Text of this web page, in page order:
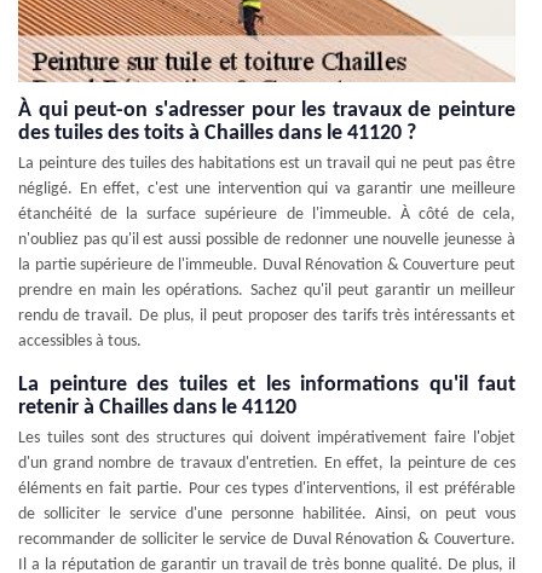
À qui peut-on s'adresser pour les travaux de peinture
des tuiles des toits à Chailles dans le 41120 ?
La peinture des tuiles des habitations est un travail qui ne peut pas être
négligé. En effet, c'est une intervention qui va garantir une meilleure
étanchéité de la surface supérieure de l'immeuble. À côté de cela,
n'oubliez pas qu'il est aussi possible de redonner une nouvelle jeunesse à
la partie supérieure de l'immeuble. Duval Rénovation & Couverture peut
prendre en main les opérations. Sachez qu'il peut garantir un meilleur
rendu de travail. De plus, il peut proposer des tarifs très intéressants et
accessibles à tous.
La peinture des tuiles et les informations qu'il faut
retenir à Chailles dans le 41120
Les tuiles sont des structures qui doivent impérativement faire l'objet
d'un grand nombre de travaux d'entretien. En effet, la peinture de ces
éléments en fait partie. Pour ces types d'interventions, il est préférable
de solliciter le service d'une personne habilitée. Ainsi, on peut vous
recommander de solliciter le service de Duval Rénovation & Couverture.
Il a la réputation de garantir un travail de très bonne qualité. De plus, il